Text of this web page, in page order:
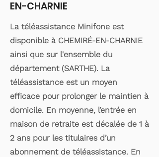
EN-CHARNIE
La téléassistance Minifone est
disponible à CHEMIRÉ-EN-CHARNIE
ainsi que sur l'ensemble du
département (SARTHE). La
téléassistance est un moyen
efficace pour prolonger le maintien à
domicile. En moyenne, l’entrée en
maison de retraite est décalée de 1 à
2 ans pour les titulaires d’un
abonnement de téléassistance. En